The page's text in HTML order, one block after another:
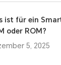
ist für ein
oder ROM?
5, 2025